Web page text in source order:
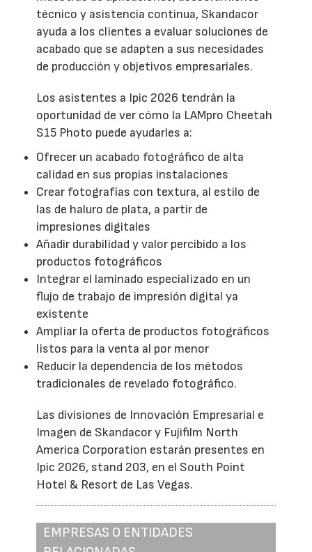
técnico y asistencia continua, Skandacor
ayuda a los clientes a evaluar soluciones de
acabado que se adapten a sus necesidades
de producción y objetivos empresariales.
Los asistentes a Ipic 2026 tendrán la
oportunidad de ver cómo la LAMpro Cheetah
S15 Photo puede ayudarles a:
Ofrecer un acabado fotográfico de alta
calidad en sus propias instalaciones
Crear fotografías con textura, al estilo de
las de haluro de plata, a partir de
impresiones digitales
Añadir durabilidad y valor percibido a los
productos fotográficos
Integrar el laminado especializado en un
flujo de trabajo de impresión digital ya
existente
Ampliar la oferta de productos fotográficos
listos para la venta al por menor
Reducir la dependencia de los métodos
tradicionales de revelado fotográfico.
Las divisiones de Innovación Empresarial e
Imagen de Skandacor y Fujifilm North
America Corporation estarán presentes en
Ipic 2026, stand 203, en el South Point
Hotel & Resort de Las Vegas.
EMPRESAS O ENTIDADES